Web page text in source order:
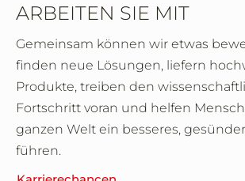
ARBEITEN SIE MIT
Gemeinsam können wir etwas
finden neue Lösungen, liefern
Produkte, treiben den
Fortschritt voran und helfen
ganzen Welt ein besseres,
führen.